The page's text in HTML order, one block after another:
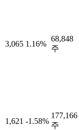
3,065 1.16%
68,848
주
1,621 -1.58%
177,166
주